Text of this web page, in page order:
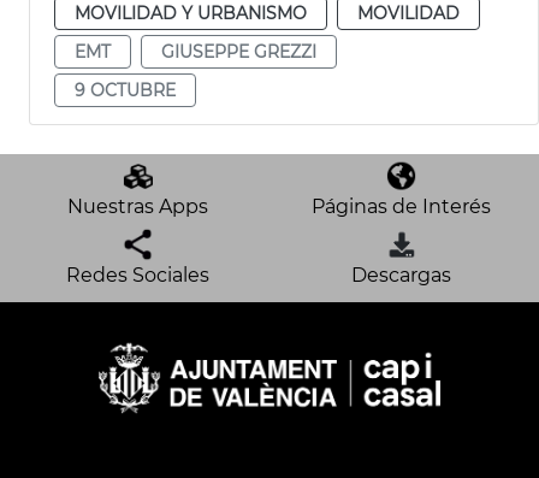
MOVILIDAD Y URBANISMO
MOVILIDAD
EMT
GIUSEPPE GREZZI
9 OCTUBRE
Nuestras Apps Páginas de Interés
Redes Sociales Descargas